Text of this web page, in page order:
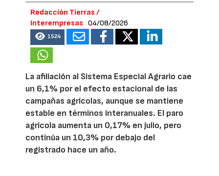
Redacción Tierras /
Interempresas
04/08/2026
1524
La afiliación al Sistema Especial Agrario cae
un 6,1% por el efecto estacional de las
campañas agrícolas, aunque se mantiene
estable en términos interanuales. El paro
agrícola aumenta un 0,17% en julio, pero
continúa un 10,3% por debajo del
registrado hace un año.